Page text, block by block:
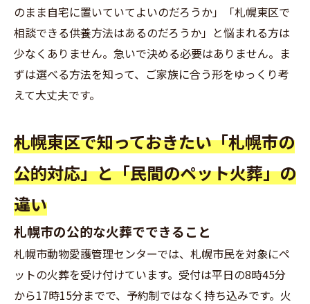
のまま自宅に置いていてよいのだろうか」「札幌東区で
相談できる供養方法はあるのだろうか」と悩まれる方は
少なくありません。急いで決める必要はありません。ま
ずは選べる方法を知って、ご家族に合う形をゆっくり考
えて大丈夫です。
札幌東区で知っておきたい「札幌市の
公的対応」と「民間のペット火葬」の
違い
札幌市の公的な火葬でできること
札幌市動物愛護管理センターでは、札幌市民を対象にペ
ットの火葬を受け付けています。受付は平日の8時45分
から17時15分までで、予約制ではなく持ち込みです。火